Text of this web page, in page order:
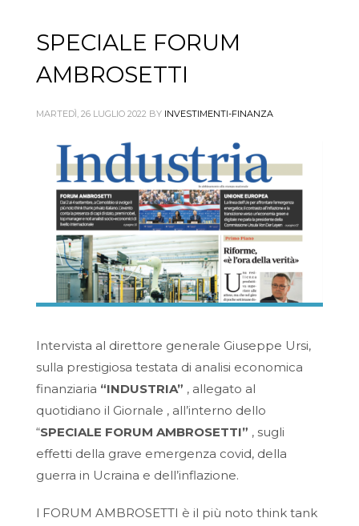
SPECIALE FORUM
AMBROSETTI
MARTEDÌ, 26 LUGLIO 2022 BY INVESTIMENTI-FINANZA
Intervista al direttore generale Giuseppe Ursi,
sulla prestigiosa testata di analisi economica
finanziaria “INDUSTRIA” , allegato al
quotidiano il Giornale , all’interno dello
“SPECIALE FORUM AMBROSETTI” , sugli
effetti della grave emergenza covid, della
guerra in Ucraina e dell’inflazione.
l FORUM AMBROSETTI è il più noto think tank